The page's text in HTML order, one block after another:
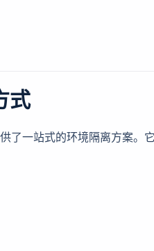
式
了一站式的环境隔离方案。